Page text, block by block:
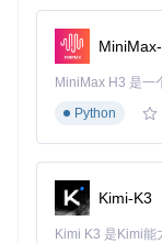
在统一输入
点击"批量
进阶阶段：工作
写作组合"包含
设置优先级：
结果聚合：启
专家阶段：自定义
Python
Kimi-K3